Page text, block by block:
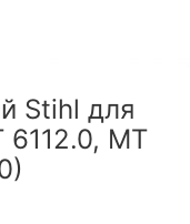
Stihl для
6112.0, MT